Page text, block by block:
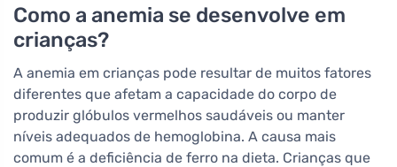
Como a anemia se desenvolve em
crianças?
A anemia em crianças pode resultar de muitos fatores
diferentes que afetam a capacidade do corpo de
produzir glóbulos vermelhos saudáveis ou manter
níveis adequados de hemoglobina. A causa mais
comum é a deficiência de ferro na dieta. Crianças que